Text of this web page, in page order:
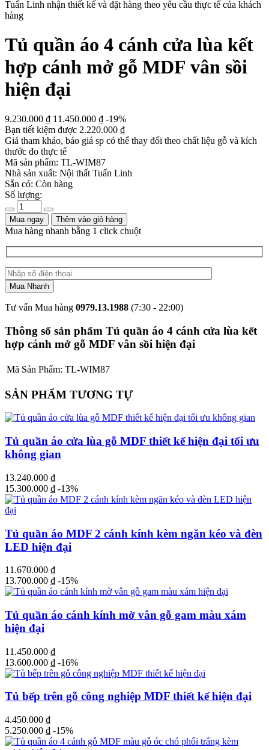
Tuấn Linh nhận thiết kế và đặt hàng theo yêu cầu thực tế của khách
hàng
Tủ quần áo 4 cánh cửa lùa kết
hợp cánh mở gỗ MDF vân sồi
hiện đại
9.230.000 ₫ 11.450.000 ₫ -19%
Bạn tiết kiệm được 2.220.000 ₫
Giá tham khảo, báo giá sp có thể thay đổi theo chất liệu gỗ và kích
thước đo thực tế
Mã sản phẩm: TL-WIM87
Nhà sản xuất: Nội thất Tuấn Linh
Sẵn có: Còn hàng
Số lượng:
Mua ngay Thêm vào giỏ hàng
Mua hàng nhanh bằng 1 click chuột
Tư vấn Mua hàng 0979.13.1988 (7:30 - 22:00)
Thông số sản phẩm Tủ quần áo 4 cánh cửa lùa kết
hợp cánh mở gỗ MDF vân sồi hiện đại
Mã Sản Phẩm: TL-WIM87
SẢN PHẨM TƯƠNG TỰ
Tủ quần áo cửa lùa gỗ MDF thiết kế hiện đại tối ưu
không gian
13.240.000 ₫
15.300.000 ₫ -13%
Tủ quần áo MDF 2 cánh kính kèm ngăn kéo và đèn
LED hiện đại
11.670.000 ₫
13.700.000 ₫ -15%
Tủ quần áo cánh kính mờ vân gỗ gam màu xám
hiện đại
11.450.000 ₫
13.600.000 ₫ -16%
Tủ bếp trên gỗ công nghiệp MDF thiết kế hiện đại
4.450.000 ₫
5.250.000 ₫ -15%